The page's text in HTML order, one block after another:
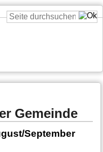
Gemeinde
September